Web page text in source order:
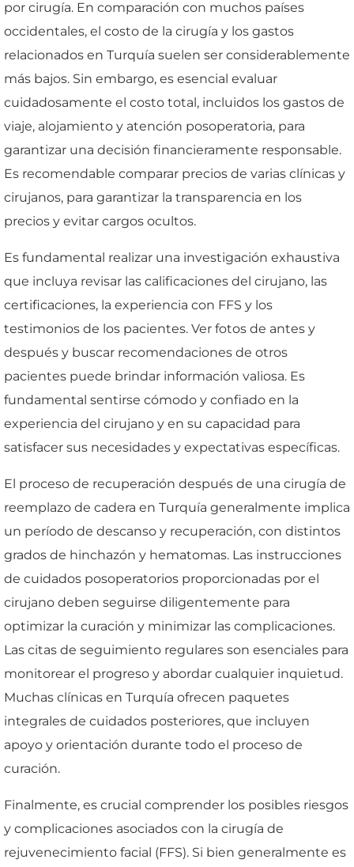
por cirugía. En comparación con muchos países
occidentales, el costo de la cirugía y los gastos
relacionados en Turquía suelen ser considerablemente
más bajos. Sin embargo, es esencial evaluar
cuidadosamente el costo total, incluidos los gastos de
viaje, alojamiento y atención posoperatoria, para
garantizar una decisión financieramente responsable.
Es recomendable comparar precios de varias clínicas y
cirujanos, para garantizar la transparencia en los
precios y evitar cargos ocultos.
Es fundamental realizar una investigación exhaustiva
que incluya revisar las calificaciones del cirujano, las
certificaciones, la experiencia con FFS y los
testimonios de los pacientes. Ver fotos de antes y
después y buscar recomendaciones de otros
pacientes puede brindar información valiosa. Es
fundamental sentirse cómodo y confiado en la
experiencia del cirujano y en su capacidad para
satisfacer sus necesidades y expectativas específicas.
El proceso de recuperación después de una cirugía de
reemplazo de cadera en Turquía generalmente implica
un período de descanso y recuperación, con distintos
grados de hinchazón y hematomas. Las instrucciones
de cuidados posoperatorios proporcionadas por el
cirujano deben seguirse diligentemente para
optimizar la curación y minimizar las complicaciones.
Las citas de seguimiento regulares son esenciales para
monitorear el progreso y abordar cualquier inquietud.
Muchas clínicas en Turquía ofrecen paquetes
integrales de cuidados posteriores, que incluyen
apoyo y orientación durante todo el proceso de
curación.
Finalmente, es crucial comprender los posibles riesgos
y complicaciones asociados con la cirugía de
rejuvenecimiento facial (FFS). Si bien generalmente es